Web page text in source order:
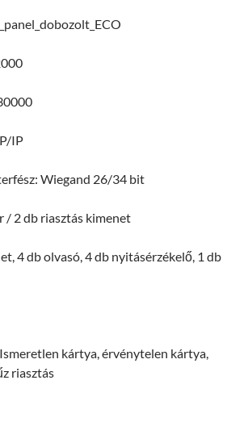
IP
Wiegand 26/34 bit
/ 2 db riasztás kimenet
4 db olvasó, 4 db nyitásérzékelő, 1 db
kártya, érvénytelen kártya,
riasztás